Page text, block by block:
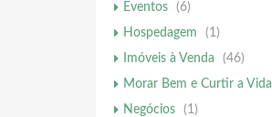
Eventos
(6)
Hospedagem
(1)
Imóveis à Venda
(46)
Morar Bem e Curtir a Vida
Negócios
(1)